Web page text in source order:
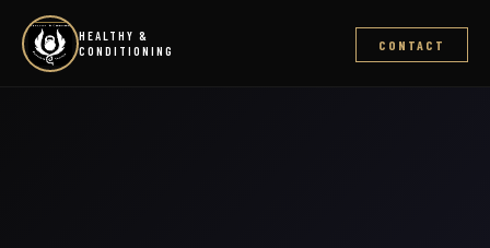
HEALTHY &
CONDITIONING
CONTACT